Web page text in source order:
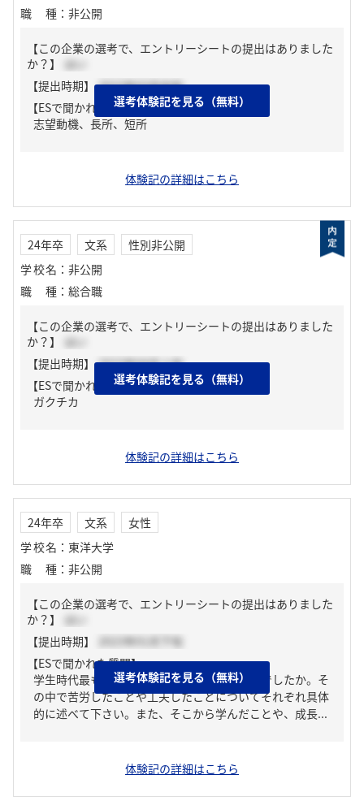
職種 ： 非公開
【この企業の選考で、エントリーシートの提出はありました
か？】
はい
【提出時期】 2023年03月中旬
【ESで聞かれた質問】
志望動機、長所、短所
体験記の詳細はこちら
選考体験記を見る（無料）
24年卒 文系
性別非公開
学校名 ： 非公開
職種 ： 総合職
【この企業の選考で、エントリーシートの提出はありました
か？】
はい
【提出時期】 2023年04月上旬
【ESで聞かれた質問】
ガクチカ
体験記の詳細はこちら
選考体験記を見る（無料）
24年卒 文系
女性
学校名 ： 東洋大学
職種 ： 非公開
【この企業の選考で、エントリーシートの提出はありました
か？】
はい
【提出時期】
2023年01月下旬
【ESで聞かれた質問】
学生時代最も力を入れて取り組んだことは何でしたか。そ
の中で苦労したことや工夫したことについてそれぞれ具体
的に述べて下さい。また、そこから学んだことや、成長...
体験記の詳細はこちら
選考体験記を見る（無料）